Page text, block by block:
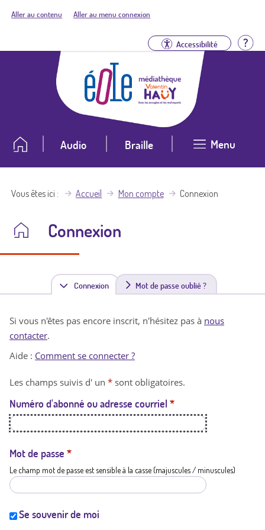
Aller au contenu Aller au menu connexion
Accessibilité
Audio Braille Menu
Vous êtes ici Accueil Mon compte Connexion
Connexion
Connexion(
n
t
a
t
i
Mot de passe oublié ?
Si vous n'êtes pas encore inscrit, n'hésitez pas à nous
contacter.
Aide : Comment se connecter ?
Les champs suivis d' un * sont obligatoires.
Numéro d'abonné ou adresse courriel *
Mot de passe *
Le champ mot de passe est sensible à la casse (majuscules / minuscules)
Se souvenir de moi